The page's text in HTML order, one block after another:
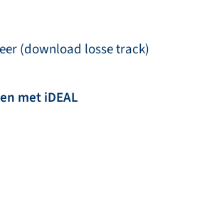
(download losse track)
met iDEAL